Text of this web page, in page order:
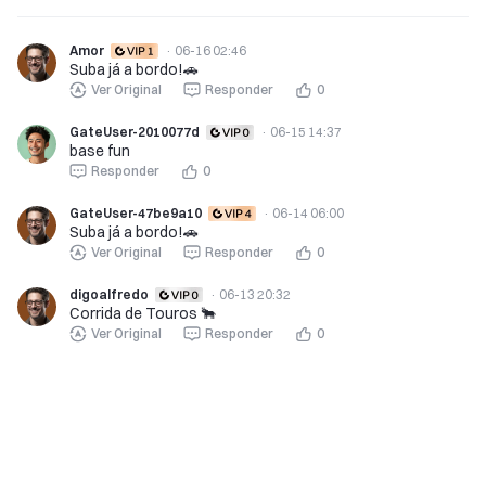
Amor · 06-16 02:46
Suba já a bordo!🚗
Ver Original Responder 0
GateUser-2010077d · 06-15 14:37
base fun
Responder 0
GateUser-47be9a10 · 06-14 06:00
Suba já a bordo!🚗
Ver Original Responder 0
digoalfredo · 06-13 20:32
Corrida de Touros 🐂
Ver Original Responder 0